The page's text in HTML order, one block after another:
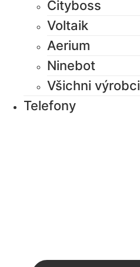
Cityboss
Voltaik
Aerium
Ninebot
Všichni výrobci
Telefony